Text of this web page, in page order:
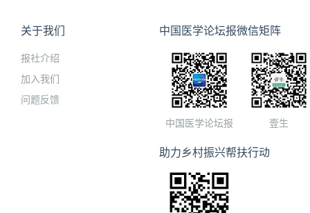
关于我们
报社介绍
加入我们
问题反馈
中国医学论坛报微信矩阵
中国医学论坛报 壹生
助力乡村振兴帮扶行动